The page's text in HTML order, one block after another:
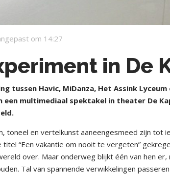
om 14:27
in De
tussen Havic, MiDanza, Het Assink
een multimediaal spektakel in theater De
toneel en vertelkunst aaneengesmeed zijn tot
“Een vakantie om nooit te vergeten”
over. Maar onderweg blijkt één van hen
Tal van spannende verwikkelingen